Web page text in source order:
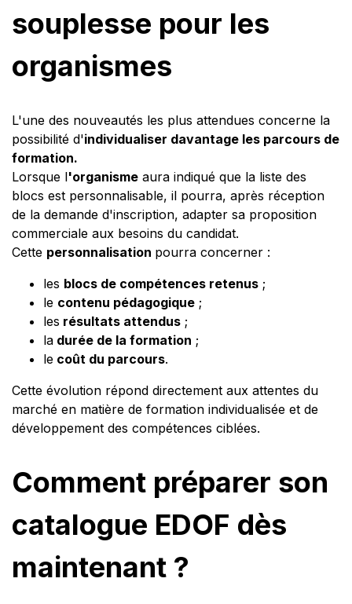
souplesse pour les
organismes
L'une des nouveautés les plus attendues concerne la
possibilité d'individualiser davantage les parcours de
formation.
Lorsque l'organisme aura indiqué que la liste des
blocs est personnalisable, il pourra, après réception
de la demande d'inscription, adapter sa proposition
commerciale aux besoins du candidat.
Cette personnalisation pourra concerner :
les blocs de compétences retenus ;
le contenu pédagogique ;
les résultats attendus ;
la durée de la formation ;
le coût du parcours.
Cette évolution répond directement aux attentes du
marché en matière de formation individualisée et de
développement des compétences ciblées.
Comment préparer son
catalogue EDOF dès
maintenant ?